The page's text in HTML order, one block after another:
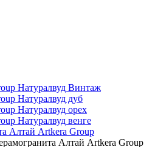
Алтай Artkera Group